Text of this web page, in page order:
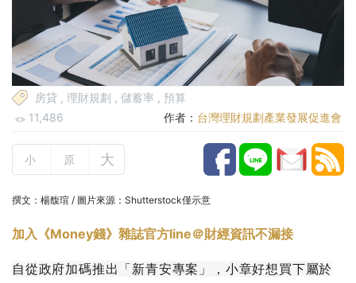
房貸 , 理財規劃 , 儲蓄率 , 預算
11,486
作者： 台灣理財規劃產業發展促進會
小 原 大
撰文：楊馥瑄 / 圖片來源：Shutterstock僅示意
加入《Money錢》雜誌官方line＠財經資訊不漏接
自從政府加碼推出「新青安專案」，小章好想買下屬於